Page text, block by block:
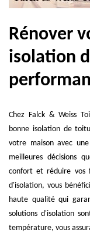
Rénover
isolation
Chez Falck & Weiss
bonne isolation de
votre maison avec
meilleures décisions
confort et réduire vos
d'isolation, vous
haute qualité qui
solutions d'isolation
température, vous